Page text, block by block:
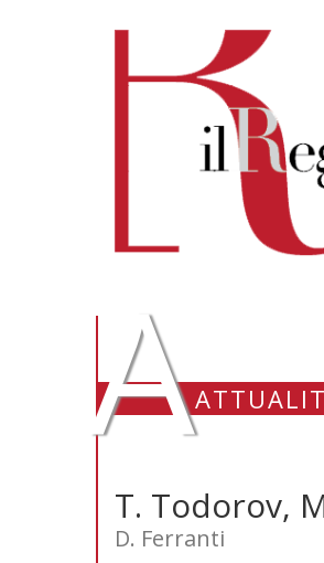
A
T. Todorov,
D. Ferranti